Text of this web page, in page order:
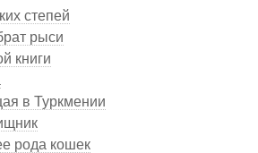
степей
рыси
книги
в Туркмении
рода кошек